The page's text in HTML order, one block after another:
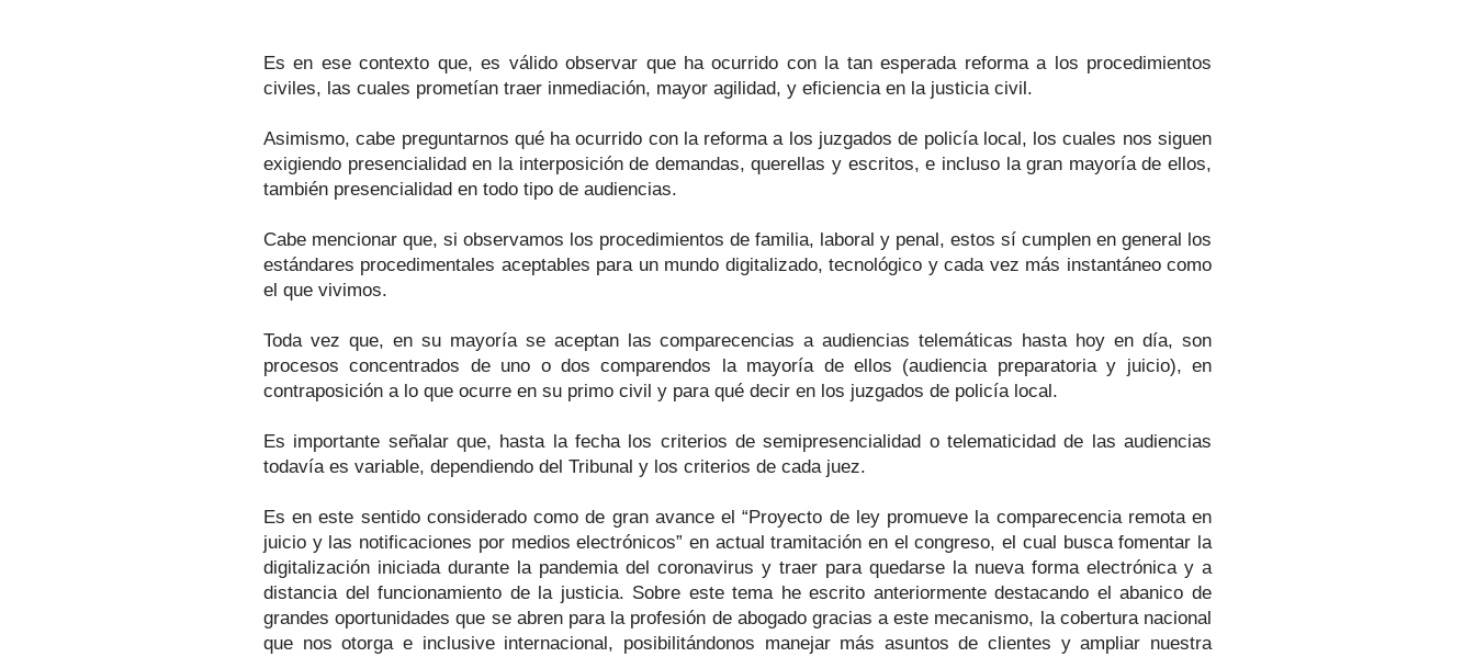
Es en ese contexto que, es válido observar que ha ocurrido con la tan esperada reforma a los procedimientos
civiles, las cuales prometían traer inmediación, mayor agilidad, y eficiencia en la justicia civil.
Asimismo, cabe preguntarnos qué ha ocurrido con la reforma a los juzgados de policía local, los cuales nos siguen
exigiendo presencialidad en la interposición de demandas, querellas y escritos, e incluso la gran mayoría de ellos,
también presencialidad en todo tipo de audiencias.
Cabe mencionar que, si observamos los procedimientos de familia, laboral y penal, estos sí cumplen en general los
estándares procedimentales aceptables para un mundo digitalizado, tecnológico y cada vez más instantáneo como
el que vivimos.
Toda vez que, en su mayoría se aceptan las comparecencias a audiencias telemáticas hasta hoy en día, son
procesos concentrados de uno o dos comparendos la mayoría de ellos (audiencia preparatoria y juicio), en
contraposición a lo que ocurre en su primo civil y para qué decir en los juzgados de policía local.
Es importante señalar que, hasta la fecha los criterios de semipresencialidad o telematicidad de las audiencias
todavía es variable, dependiendo del Tribunal y los criterios de cada juez.
Es en este sentido considerado como de gran avance el “Proyecto de ley promueve la comparecencia remota en
juicio y las notificaciones por medios electrónicos” en actual tramitación en el congreso, el cual busca fomentar la
digitalización iniciada durante la pandemia del coronavirus y traer para quedarse la nueva forma electrónica y a
distancia del funcionamiento de la justicia. Sobre este tema he escrito anteriormente destacando el abanico de
grandes oportunidades que se abren para la profesión de abogado gracias a este mecanismo, la cobertura nacional
que nos otorga e inclusive internacional, posibilitándonos manejar más asuntos de clientes y ampliar nuestra